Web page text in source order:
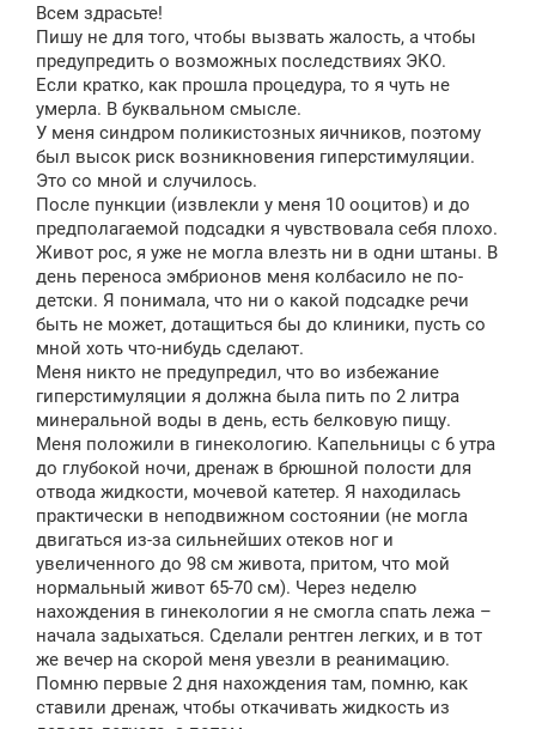
б
щ
н
и
Всем здрасьте!
Пишу не для того, чтобы вызвать жалость, а чтобы
предупредить о возможных последствиях ЭКО.
Если кратко, как прошла процедура, то я чуть не
умерла. В буквальном смысле.
У меня синдром поликистозных яичников, поэтому
был высок риск возникновения гиперстимуляции.
Это со мной и случилось.
После пункции (извлекли у меня 10 ооцитов) и до
предполагаемой подсадки я чувствовала себя плохо.
Живот рос, я уже не могла влезть ни в одни штаны. В
день переноса эмбрионов меня колбасило не по-
детски. Я понимала, что ни о какой подсадке речи
быть не может, дотащиться бы до клиники, пусть со
мной хоть что-нибудь сделают.
Меня никто не предупредил, что во избежание
гиперстимуляции я должна была пить по 2 литра
минеральной воды в день, есть белковую пищу.
Меня положили в гинекологию. Капельницы с 6 утра
до глубокой ночи, дренаж в брюшной полости для
отвода жидкости, мочевой катетер. Я находилась
практически в неподвижном состоянии (не могла
двигаться из-за сильнейших отеков ног и
увеличенного до 98 см живота, притом, что мой
нормальный живот 65-70 см). Через неделю
нахождения в гинекологии я не смогла спать лежа –
начала задыхаться. Сделали рентген легких, и в тот
же вечер на скорой меня увезли в реанимацию.
Помню первые 2 дня нахождения там, помню, как
ставили дренаж, чтобы откачивать жидкость из